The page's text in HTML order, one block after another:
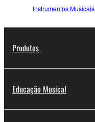
Instrumentos Musicais
Produtos
Educação Musical